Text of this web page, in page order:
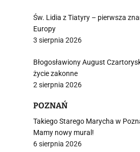
Św. Lidia z Tiatyry – pierwsza
Europy
3 sierpnia 2026
Błogosławiony August
życie zakonne
2 sierpnia 2026
POZNAŃ
Takiego Starego Marycha w
Mamy nowy mural!
6 sierpnia 2026